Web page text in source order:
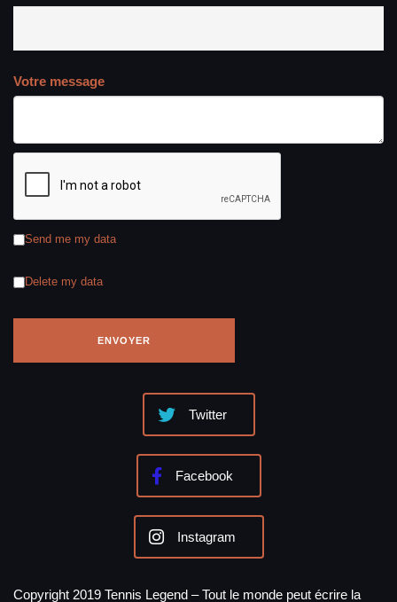
Votre message
Send me my data
Delete my data
Twitter
Facebook
Instagram
Copyright 2019 Tennis Legend – Tout le monde peut écrire la